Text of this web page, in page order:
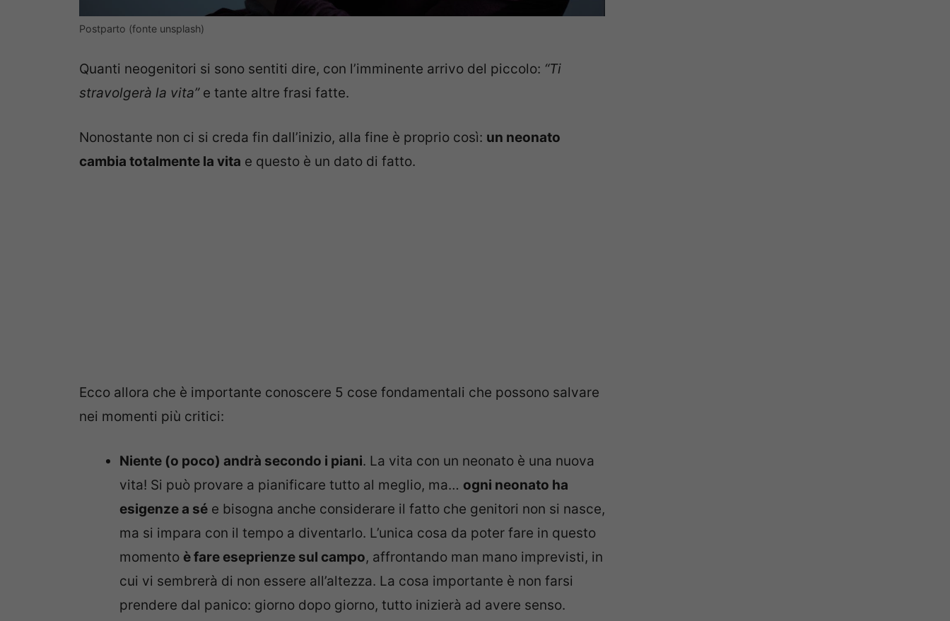
Postparto (fonte unsplash)
Quanti neogenitori si sono sentiti dire, con l’imminente arrivo del piccolo: “Ti
stravolgerà la vita” e tante altre frasi fatte.
Nonostante non ci si creda fin dall’inizio, alla fine è proprio così: un neonato
cambia totalmente la vita e questo è un dato di fatto.
Ecco allora che è importante conoscere 5 cose fondamentali che possono salvare
nei momenti più critici:
Niente (o poco) andrà secondo i piani. La vita con un neonato è una nuova
vita! Si può provare a pianificare tutto al meglio, ma… ogni neonato ha
esigenze a sé e bisogna anche considerare il fatto che genitori non si nasce,
ma si impara con il tempo a diventarlo. L’unica cosa da poter fare in questo
momento è fare eseprienze sul campo, affrontando man mano imprevisti, in
cui vi sembrerà di non essere all’altezza. La cosa importante è non farsi
prendere dal panico: giorno dopo giorno, tutto inizierà ad avere senso.